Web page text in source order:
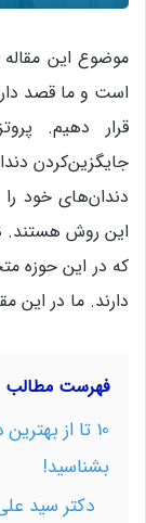
موضوع این مقاله
است و ما قصد
قرار دهیم.
جایگزین‌کردن
دندان‌های خود
این روش هستند.
که در این حوزه
دارند. ما در این
فهرست مطالب
10 تا از
بشناسید!
دکتر سید